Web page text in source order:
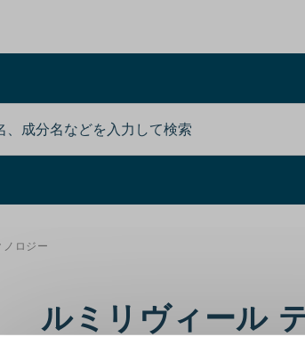
ロジー
ルミリヴィール